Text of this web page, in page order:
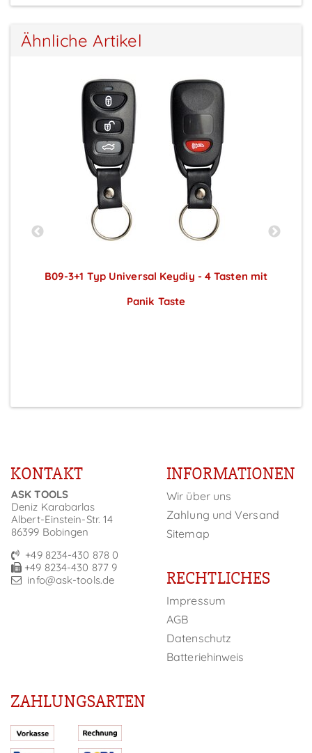
Ähnliche Artikel
B09-3+1 Typ Universal Keydiy - 4 Tasten mit
Panik Taste
KONTAKT
ASK TOOLS
Deniz Karabarlas
Albert-Einstein-Str. 14
86399 Bobingen
+49 8234-430 878 0
+49 8234-430 877 9
info@ask-tools.de
INFORMATIONEN
Wir über uns
Zahlung und Versand
Sitemap
RECHTLICHES
Impressum
AGB
Datenschutz
Batteriehinweis
ZAHLUNGSARTEN